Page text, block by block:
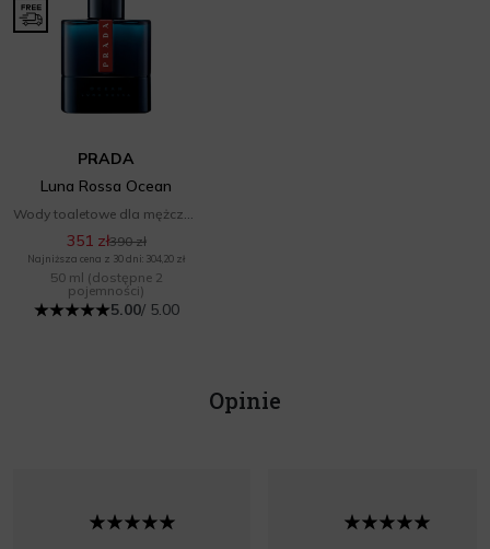
PRADA
Luna Rossa Ocean
351 zł390 zł
Najniższa cena z 30 dni: 304,20 zł
50 ml (dostępne 2
pojemności)
5.00/ 5.00
Opinie